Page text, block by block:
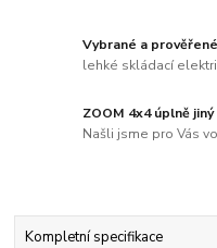
Vybrané a
lehké skládací
ZOOM 4x4 úplně
Našli jsme pro Vás
Kompletní specifikace